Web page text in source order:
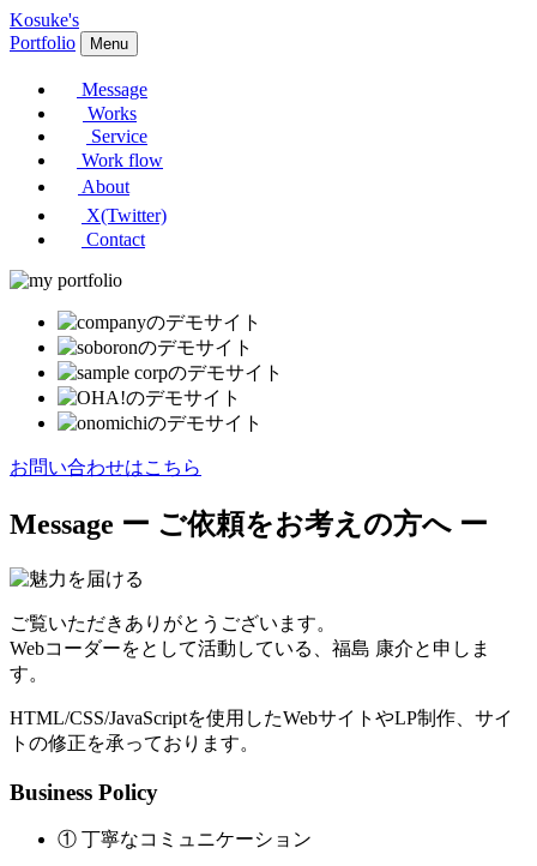
Kosuke's
Portfolio
Menu
Message
Works
Service
Work flow
About
X(Twitter)
Contact
お問い合わせはこちら
Message ー ご依頼をお考えの方へ ー
ご覧いただきありがとうございます。
Webコーダーをとして活動している、福島 康介と申しま
す。
HTML/CSS/JavaScriptを使用したWebサイトやLP制作、サイ
トの修正を承っております。
Business Policy
① 丁寧なコミュニケーション